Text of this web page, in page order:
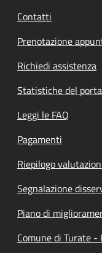
Contatti
Prenotazione
Richiedi assistenza
Statistiche del
Leggi le FAQ
Pagamenti
Riepilogo
Segnalazione
Piano di
Comune di Turate